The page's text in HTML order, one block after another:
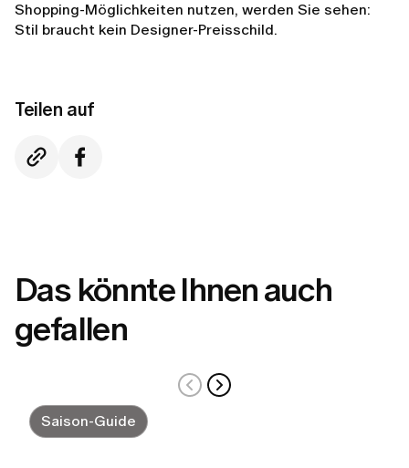
Shopping-Möglichkeiten nutzen, werden Sie sehen:
Stil braucht kein Designer-Preisschild.
Teilen auf
Das könnte Ihnen auch
gefallen
Saison-Guide